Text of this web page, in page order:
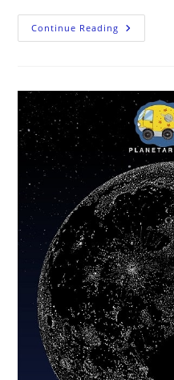
Continue Reading Το
Ηλιακό
3D